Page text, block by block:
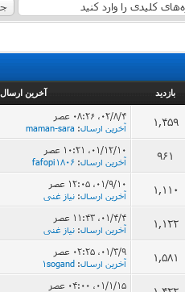
بازدید آخرین ارسال
1,459
۰۲/۸/۴، ۰۸:۲۶ عصر
آخرین ارسال:
maman-sara
961
۰۱/۱۲/۱۰، ۱۰:۲۱ عصر
آخرین ارسال:
fafopi1806
1,110
۰۱/۹/۱۰، ۱۲:۰۵ عصر
آخرین ارسال: نیاز غنی
1,122
۰۱/۴/۴، ۱۱:۴۳ عصر
آخرین ارسال: نیاز غنی
1,581
۰۱/۳/۹، ۰۲:۲۵ عصر
آخرین ارسال:
1sogand
۰۱/۱/۱۵، ۰۴:۰۰ عصر